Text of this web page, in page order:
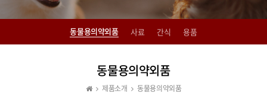
동물용의약외품 사료 간식 용품
동물용의약외품
제품소개 동물용의약외품